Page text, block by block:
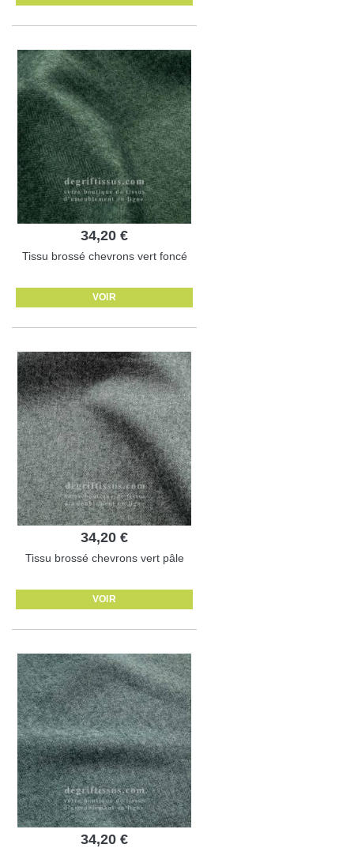
34,20 €
Tissu brossé chevrons vert foncé
VOIR
34,20 €
Tissu brossé chevrons vert pâle
VOIR
34,20 €